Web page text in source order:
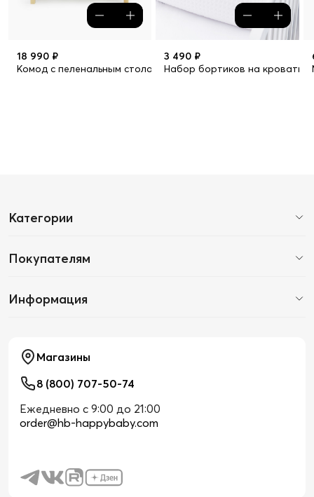
18 990 ₽
Комод с пеленальным столом FIOKI
3 490 ₽
Набор бортиков на кроватку,
Категории
Покупателям
Информация
Магазины
8 (800) 707-50-74
Ежедневно с 9:00 до 21:00
order@hb-happybaby.com